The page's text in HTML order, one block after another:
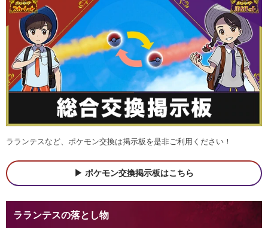
ラランテスなど、ポケモン交換は掲示板を是非ご利用ください！
ポケモン交換掲示板はこちら
ラランテスの落とし物